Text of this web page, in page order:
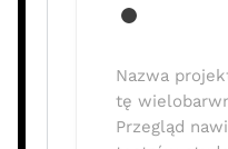
Nazwa
tę
Przegląd